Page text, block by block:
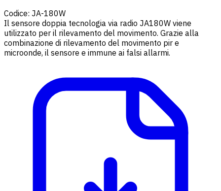
Codice: JA-180W
Il sensore doppia tecnologia via radio JA180W viene
utilizzato per il rilevamento del movimento. Grazie alla
combinazione di rilevamento del movimento pir e
microonde, il sensore e immune ai falsi allarmi.